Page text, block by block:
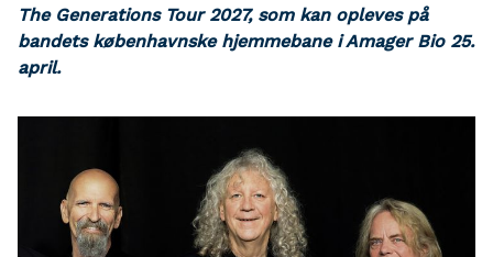
The Generations Tour 2027, som kan opleves på
bandets københavnske hjemmebane i Amager Bio 25.
april.